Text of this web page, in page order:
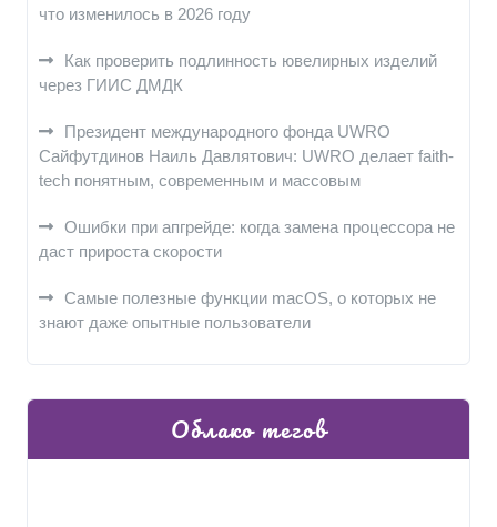
что изменилось в 2026 году
Как проверить подлинность ювелирных изделий
через ГИИС ДМДК
Президент международного фонда UWRO
Сайфутдинов Наиль Давлятович: UWRO делает faith-
tech понятным, современным и массовым
Ошибки при апгрейде: когда замена процессора не
даст прироста скорости
Самые полезные функции macOS, о которых не
знают даже опытные пользователи
Облако тегов